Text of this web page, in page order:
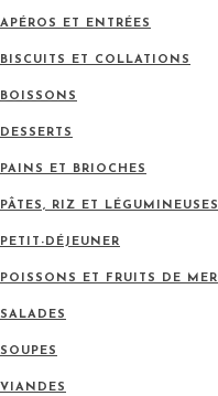
APÉROS ET ENTRÉES
BISCUITS ET COLLATIONS
BOISSONS
DESSERTS
PAINS ET BRIOCHES
PÂTES, RIZ ET LÉGUMINEUSES
PETIT-DÉJEUNER
POISSONS ET FRUITS DE MER
SALADES
SOUPES
VIANDES